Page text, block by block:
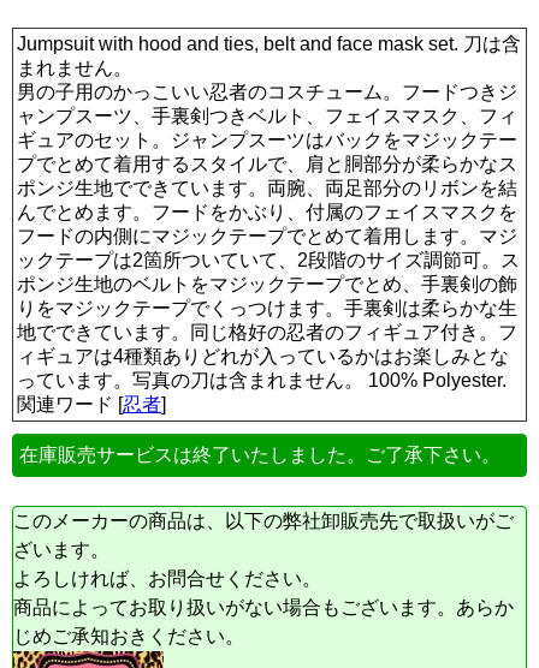
Jumpsuit with hood and ties, belt and face mask set. 刀は含
まれません。
男の子用のかっこいい忍者のコスチューム。フードつきジ
ャンプスーツ、手裏剣つきベルト、フェイスマスク、フィ
ギュアのセット。ジャンプスーツはバックをマジックテー
プでとめて着用するスタイルで、肩と胴部分が柔らかなス
ポンジ生地でできています。両腕、両足部分のリボンを結
んでとめます。フードをかぶり、付属のフェイスマスクを
フードの内側にマジックテープでとめて着用します。マジ
ックテープは2箇所ついていて、2段階のサイズ調節可。ス
ポンジ生地のベルトをマジックテープでとめ、手裏剣の飾
りをマジックテープでくっつけます。手裏剣は柔らかな生
地でできています。同じ格好の忍者のフィギュア付き。フ
ィギュアは4種類ありどれが入っているかはお楽しみとな
っています。写真の刀は含まれません。 100% Polyester.
関連ワード [忍者]
在庫販売サービスは終了いたしました。ご了承下さい。
このメーカーの商品は、以下の弊社卸販売先で取扱いがご
ざいます。
よろしければ、お問合せください。
商品によってお取り扱いがない場合もございます。あらか
じめご承知おきください。